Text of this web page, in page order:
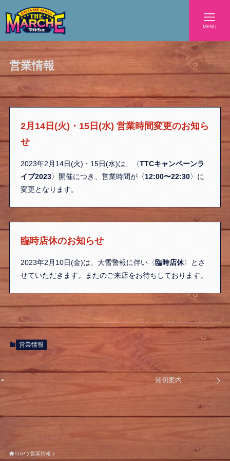
MENU
営業情報
2月14日(火)・15日(水) 営業時間変更のお知ら
せ
2023年2月14日(火)・15日(水)は、〈TTCキャンペーンラ
イブ2023〉開催につき、営業時間が〈12:00〜22:30〉に
変更となります。
臨時店休のお知らせ
2023年2月10日(金)は、大雪警報に伴い〈臨時店休〉とさ
せていただきます。またのご来店をお待ちしております。
営業情報
貸切案内
TOP 営業情報